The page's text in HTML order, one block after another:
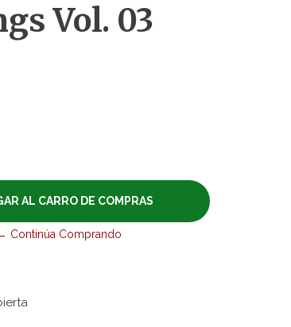
Vol. 03
Continúa Comprando